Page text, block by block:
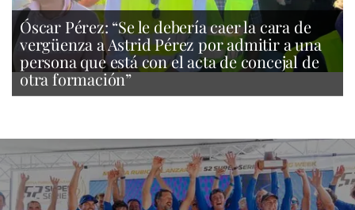
Óscar Pérez: “Se le debería caer la cara de
vergüenza a Astrid Pérez por admitir a una
persona que está con el acta de concejal de
otra formación”